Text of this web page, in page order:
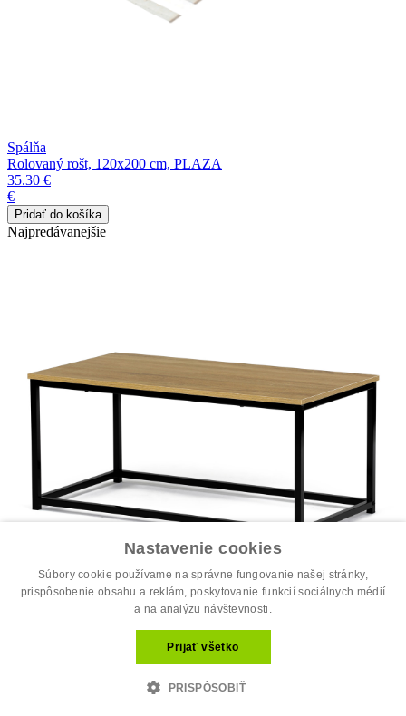
Spálňa
Rolovaný rošt, 120x200 cm, PLAZA
35.30 €
€
Najpredávanejšie
Stôl konferenčný, 90x48x41 cm, MDF, d...
Nastavenie cookies
Súbory cookie používame na správne fungovanie našej stránky,
prispôsobenie obsahu a reklám, poskytovanie funkcií sociálnych médií
a na analýzu návštevnosti.
Prijať všetko
PRISPÔSOBIŤ